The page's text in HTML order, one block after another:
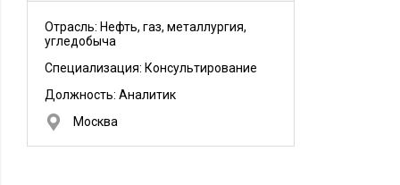
Отрасль: Нефть, газ, металлургия,
угледобыча
Специализация: Консультирование
Должность: Аналитик
Москва